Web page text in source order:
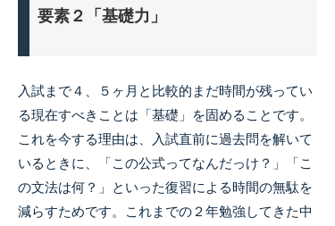
要素２「基礎力」
入試まで４、５ヶ月と比較的まだ時間が残ってい
る現在すべきことは「基礎」を固めることです。
これを今する理由は、入試直前に過去問を解いて
いるときに、「この公式ってなんだっけ？」「こ
の文法は何？」といった復習による時間の無駄を
減らすためです。これまでの２年勉強してきた中